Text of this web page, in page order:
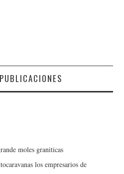
moles graniticas
los empresarios de